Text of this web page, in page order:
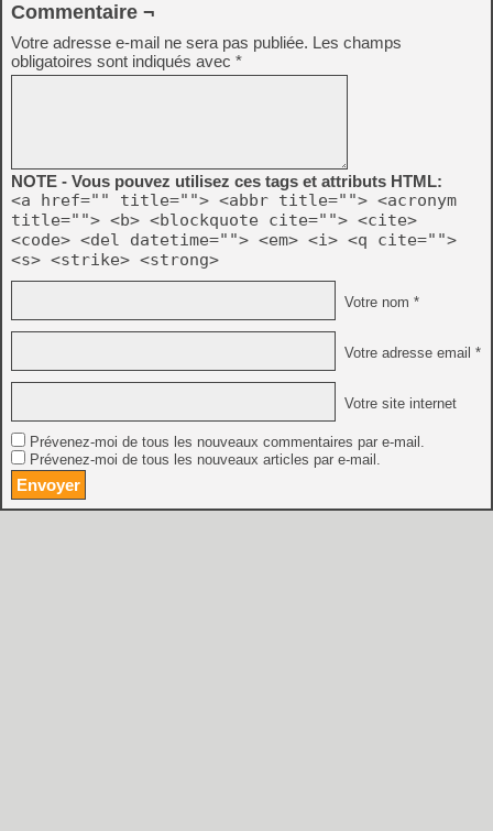
Commentaire ¬
Votre adresse e-mail ne sera pas publiée. Les champs
obligatoires sont indiqués avec *
NOTE - Vous pouvez utilisez ces tags et attributs HTML:
<a href="" title=""> <abbr title=""> <acronym
title=""> <b> <blockquote cite=""> <cite>
<code> <del datetime=""> <em> <i> <q cite="">
<s> <strike> <strong>
Votre nom *
Votre adresse email *
Votre site internet
Prévenez-moi de tous les nouveaux commentaires par e-mail.
Prévenez-moi de tous les nouveaux articles par e-mail.